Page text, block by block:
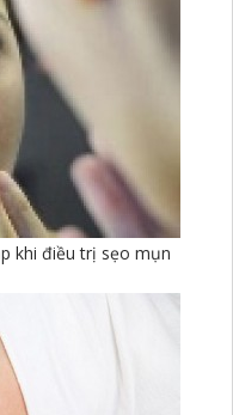
khi điều trị sẹo mụn